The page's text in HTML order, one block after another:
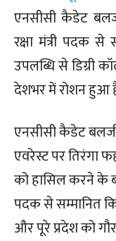
एनसीसी कैडेट
रक्षा मंत्री पदक
उपलब्धि से डिग्री
देशभर में रोशन हुआ
एनसीसी कैडेट
एवरेस्ट पर तिरंगा
को हासिल करने के
पदक से सम्मानित
और पूरे प्रदेश को